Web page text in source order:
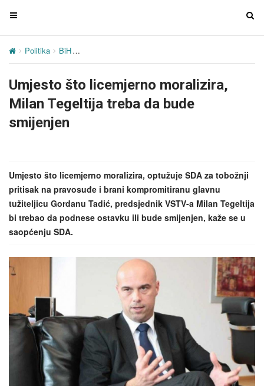
T
g
e
n
v
a
i
o
T
a
i
o
Politika BiH
Umjesto što licemjerno moralizira,
Milan Tegeltija treba da bude
smijenjen
Umjesto što licemjerno moralizira, optužuje SDA za tobožnji
pritisak na pravosuđe i brani kompromitiranu glavnu
tužiteljicu Gordanu Tadić, predsjednik VSTV-a Milan Tegeltija
bi trebao da podnese ostavku ili bude smijenjen, kaže se u
saopćenju SDA.